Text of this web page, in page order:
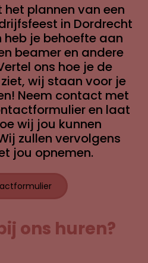
het plannen van een
in Dordrecht
je behoefte aan
beamer en andere
ons hoe je de
wij staan voor je
Neem contact met
en laat
wij jou kunnen
zullen vervolgens
jou opnemen.
ons huren?